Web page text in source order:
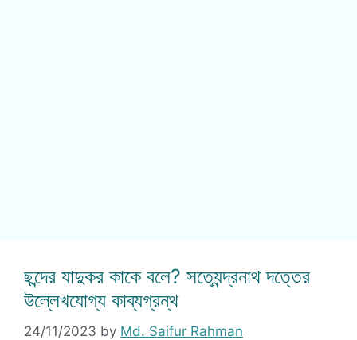
ছন্দের যাদুকর কাকে বলে? সত্যেন্দ্রনাথ দত্তের
উল্লেখযোগ্য কাব্যগ্রন্থ
24/11/2023 by Md. Saifur Rahman